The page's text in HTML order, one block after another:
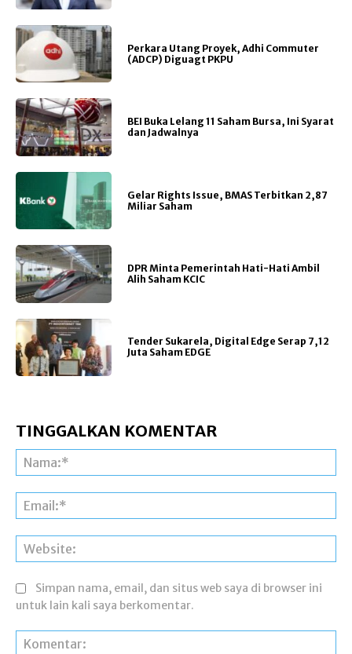
Perkara Utang Proyek, Adhi Commuter
(ADCP) Diguagt PKPU
BEI Buka Lelang 11 Saham Bursa, Ini Syarat
dan Jadwalnya
Gelar Rights Issue, BMAS Terbitkan 2,87
Miliar Saham
DPR Minta Pemerintah Hati-Hati Ambil
Alih Saham KCIC
Tender Sukarela, Digital Edge Serap 7,12
Juta Saham EDGE
TINGGALKAN KOMENTAR
Simpan nama, email, dan situs web saya di browser ini
untuk lain kali saya berkomentar.